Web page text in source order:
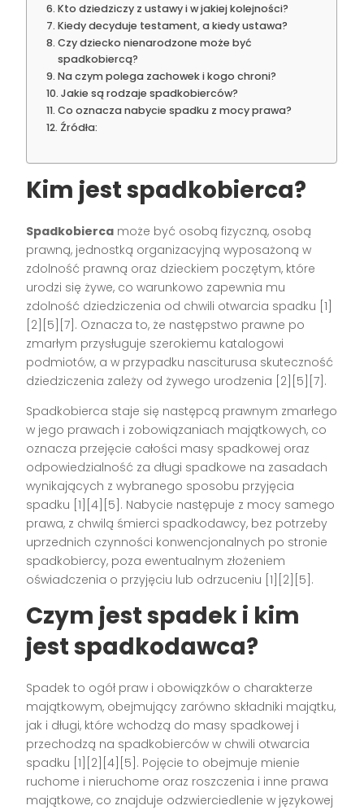
Kto dziedziczy z ustawy i w jakiej kolejności?
Kiedy decyduje testament, a kiedy ustawa?
Czy dziecko nienarodzone może być
spadkobiercą?
Na czym polega zachowek i kogo chroni?
Jakie są rodzaje spadkobierców?
Co oznacza nabycie spadku z mocy prawa?
Źródła:
Kim jest spadkobierca?
Spadkobierca może być osobą fizyczną, osobą
prawną, jednostką organizacyjną wyposażoną w
zdolność prawną oraz dzieckiem poczętym, które
urodzi się żywe, co warunkowo zapewnia mu
zdolność dziedziczenia od chwili otwarcia spadku [1]
[2][5][7]. Oznacza to, że następstwo prawne po
zmarłym przysługuje szerokiemu katalogowi
podmiotów, a w przypadku nasciturusa skuteczność
dziedziczenia zależy od żywego urodzenia [2][5][7].
Spadkobierca staje się następcą prawnym zmarłego
w jego prawach i zobowiązaniach majątkowych, co
oznacza przejęcie całości masy spadkowej oraz
odpowiedzialność za długi spadkowe na zasadach
wynikających z wybranego sposobu przyjęcia
spadku [1][4][5]. Nabycie następuje z mocy samego
prawa, z chwilą śmierci spadkodawcy, bez potrzeby
uprzednich czynności konwencjonalnych po stronie
spadkobiercy, poza ewentualnym złożeniem
oświadczenia o przyjęciu lub odrzuceniu [1][2][5].
Czym jest spadek i kim
jest spadkodawca?
Spadek to ogół praw i obowiązków o charakterze
majątkowym, obejmujący zarówno składniki majątku,
jak i długi, które wchodzą do masy spadkowej i
przechodzą na spadkobierców w chwili otwarcia
spadku [1][2][4][5]. Pojęcie to obejmuje mienie
ruchome i nieruchome oraz roszczenia i inne prawa
majątkowe, co znajduje odzwierciedlenie w językowej